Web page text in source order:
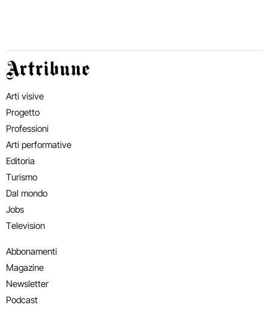
Artribune
Arti visive
Progetto
Professioni
Arti performative
Editoria
Turismo
Dal mondo
Jobs
Television
Abbonamenti
Magazine
Newsletter
Podcast